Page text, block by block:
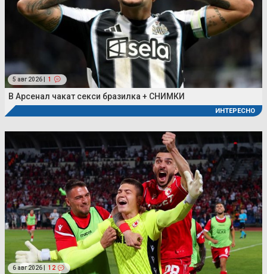
5 авг 2026 | 1
В Арсенал чакат секси бразилка + СНИМКИ
ИНТЕРЕСНО
6 авг 2026 | 12